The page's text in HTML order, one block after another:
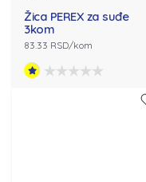
Žica PEREX za suđe
3kom
83.33 RSD/kom